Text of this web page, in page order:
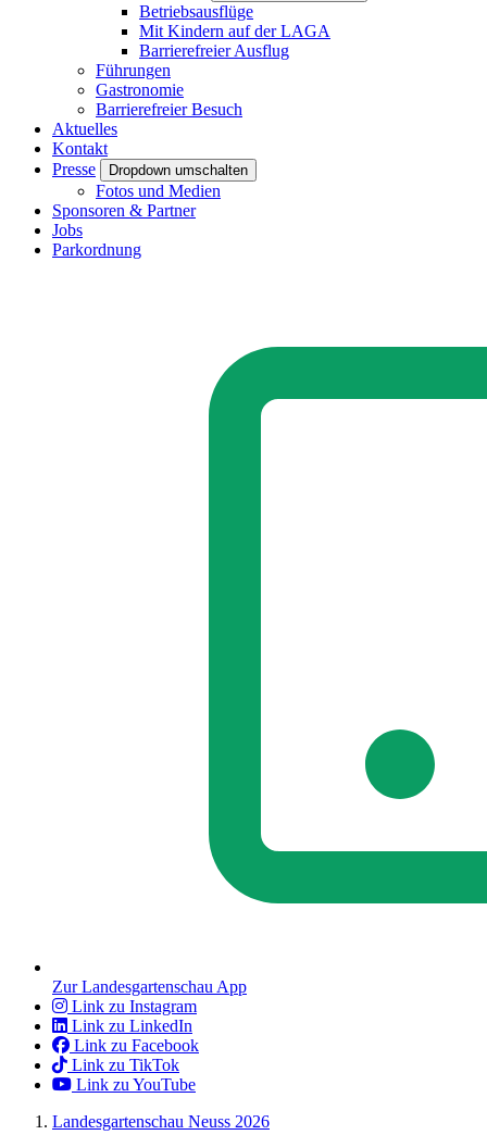
Betriebsausflüge
Mit Kindern auf der LAGA
Barrierefreier Ausflug
Führungen
Gastronomie
Barrierefreier Besuch
Aktuelles
Kontakt
Presse
Dropdown umschalten
Fotos und Medien
Sponsoren & Partner
Jobs
Parkordnung
Zur Landesgartenschau App
Link zu Instagram
Link zu LinkedIn
Link zu Facebook
Link zu TikTok
Link zu YouTube
Landesgartenschau Neuss 2026